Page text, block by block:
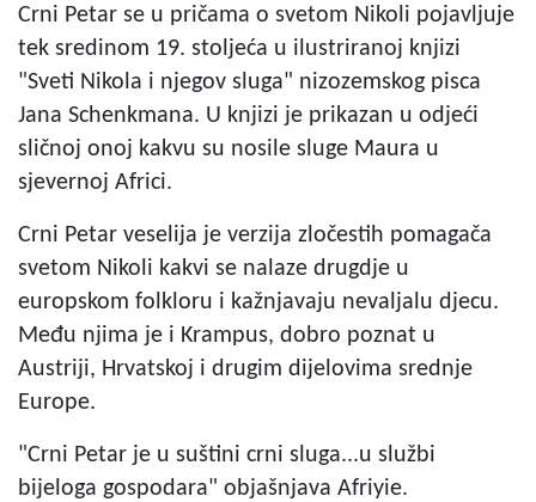
Crni Petar se u pričama o svetom Nikoli pojavljuje
tek sredinom 19. stoljeća u ilustriranoj knjizi
"Sveti Nikola i njegov sluga" nizozemskog pisca
Jana Schenkmana. U knjizi je prikazan u odjeći
sličnoj onoj kakvu su nosile sluge Maura u
sjevernoj Africi.
Crni Petar veselija je verzija zločestih pomagača
svetom Nikoli kakvi se nalaze drugdje u
europskom folkloru i kažnjavaju nevaljalu djecu.
Među njima je i Krampus, dobro poznat u
Austriji, Hrvatskoj i drugim dijelovima srednje
Europe.
"Crni Petar je u suštini crni sluga...u službi
bijeloga gospodara" objašnjava Afriyie.